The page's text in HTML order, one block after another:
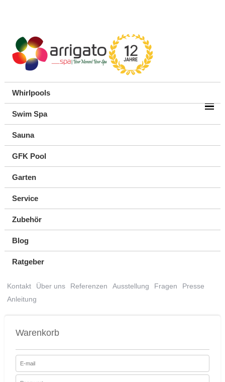
Whirlpools
Swim Spa
Sauna
GFK Pool
Garten
Service
Zubehör
Blog
Ratgeber
Kontakt Über uns Referenzen Ausstellung Fragen
Presse
Anleitung
Warenkorb